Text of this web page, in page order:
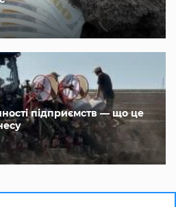
підприємств — що це